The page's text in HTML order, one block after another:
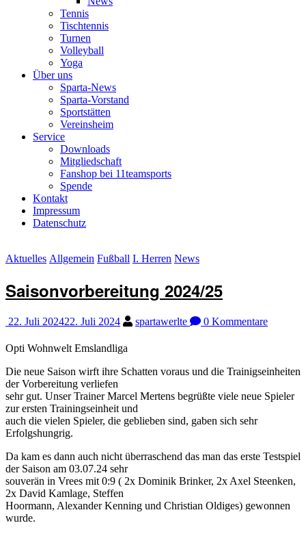
Tennis
Tischtennis
Turnen
Volleyball
Yoga
Über uns
Sparta-News
Sparta-Vorstand
Sportstätten
Vereinsheim
Service
Downloads
Mitgliedschaft
Fanshop bei 11teamsports
Spende
Kontakt
Impressum
Datenschutz
Aktuelles Allgemein Fußball I. Herren News
Saisonvorbereitung 2024/25
22. Juli 202422. Juli 2024 spartawerlte 0 Kommentare
Opti Wohnwelt Emslandliga
Die neue Saison wirft ihre Schatten voraus und die Trainigseinheiten
der Vorbereitung verliefen
sehr gut. Unser Trainer Marcel Mertens begrüßte viele neue Spieler
zur ersten Trainingseinheit und
auch die vielen Spieler, die geblieben sind, gaben sich sehr
Erfolgshungrig.
Da kam es dann auch nicht überraschend das man das erste Testspiel
der Saison am 03.07.24 sehr
souverän in Vrees mit 0:9 ( 2x Dominik Brinker, 2x Axel Steenken,
2x David Kamlage, Steffen
Hoormann, Alexander Kenning und Christian Oldiges) gewonnen
wurde.